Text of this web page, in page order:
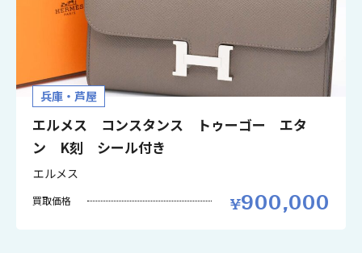
兵庫・芦屋
エルメス コンスタンス トゥーゴー エタ
ン K刻 シール付き
エルメス
買取価格 900,000